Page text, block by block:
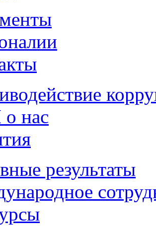
нас
результаты